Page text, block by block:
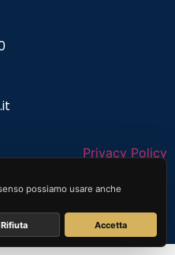
Privacy Policy
Termini e Condizioni
possiamo usare anche
Rifiuta Accetta